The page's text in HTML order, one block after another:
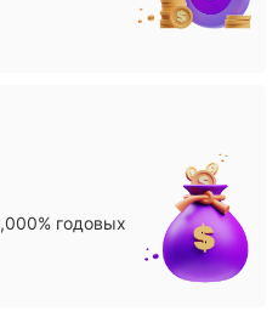
годовых